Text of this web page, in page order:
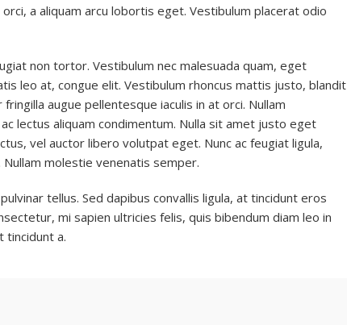
a aliquam arcu lobortis eget. Vestibulum placerat odio
non tortor. Vestibulum nec malesuada quam, eget
leo at, congue elit. Vestibulum rhoncus mattis justo, blandit
augue pellentesque iaculis in at orci. Nullam
lectus aliquam condimentum. Nulla sit amet justo eget
vel auctor libero volutpat eget. Nunc ac feugiat ligula,
molestie venenatis semper.
tellus. Sed dapibus convallis ligula, at tincidunt eros
mi sapien ultricies felis, quis bibendum diam leo in
tincidunt a.